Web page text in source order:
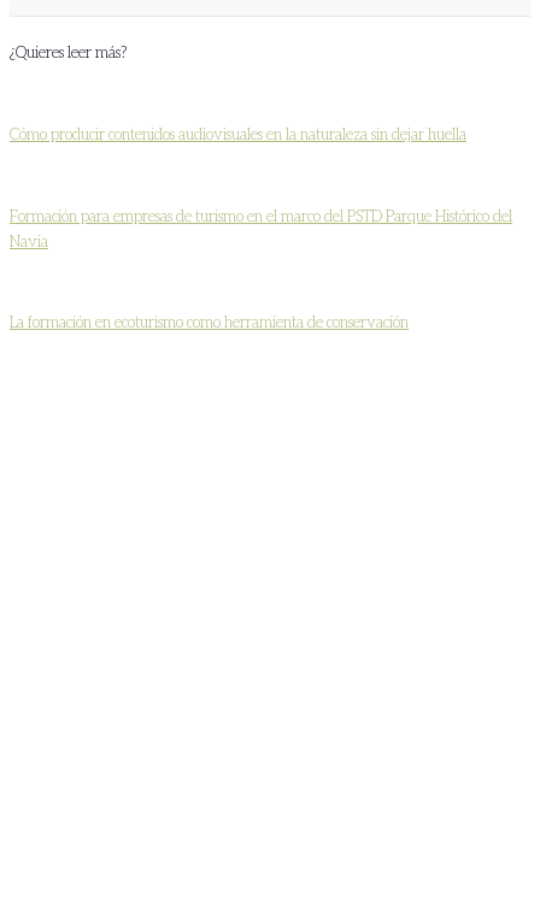
¿Quieres leer más?
Cómo producir contenidos audiovisuales en la naturaleza sin dejar huella
Formación para empresas de turismo en el marco del PSTD Parque Histórico del
Navia
La formación en ecoturismo como herramienta de conservación